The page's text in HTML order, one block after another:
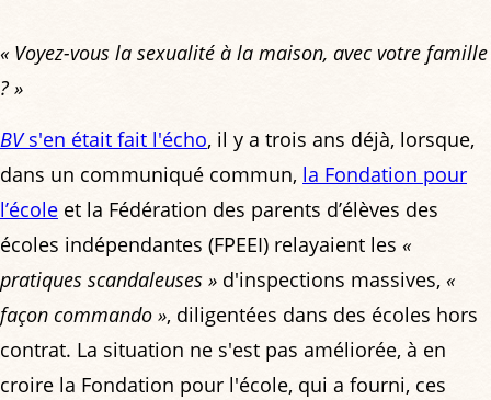
« Voyez-vous la sexualité à la maison, avec votre famille
? »
BVs'en était fait l'écho, il y a trois ans déjà, lorsque,
dans un communiqué commun, la Fondation pour
l’école et la Fédération des parents d’élèves des
écoles indépendantes (FPEEI) relayaient les «
pratiques scandaleuses » d'inspections massives, «
façon commando », diligentées dans des écoles hors
contrat. La situation ne s'est pas améliorée, à en
croire la Fondation pour l'école, qui a fourni, ces